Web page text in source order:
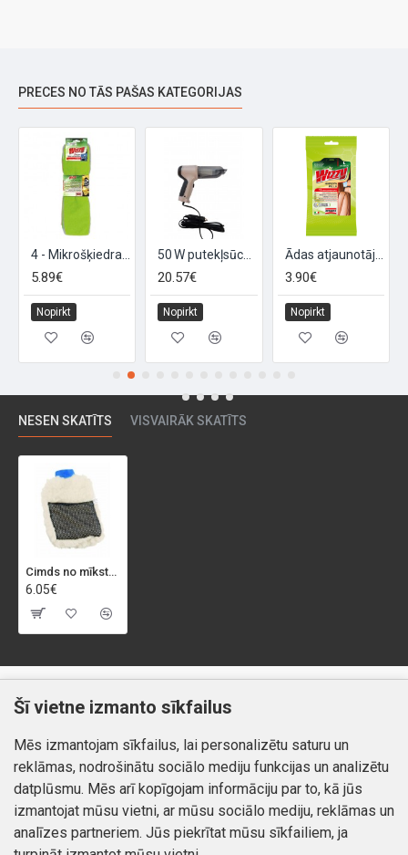
PRECES NO TĀS PAŠAS KATEGORIJAS
5.89€
Nopirkt
20.57€
Nopirkt
3.90€
Nopirkt
NESEN SKATĪTS VISVAIRĀK SKATĪTS
Cimds no mīkstas vilnas "WOOL"
6.05€
Klientiem
Kontakti
Preču atgriešana
Mans profils
Mans profils
Pasūtījumi
Piegāde un apmaksa
Atteikuma tiesības
Privātuma politika
Kontakti
Šī vietne izmanto sīkfailus
Mēs izmantojam sīkfailus, lai personalizētu saturu un
reklāmas, nodrošinātu sociālo mediju funkcijas un analizētu
datplūsmu. Mēs arī kopīgojam informāciju par to, kā jūs
izmantojat mūsu vietni, ar mūsu sociālo mediju, reklāmas un
analīzes partneriem. Jūs piekrītat mūsu sīkfailiem, ja